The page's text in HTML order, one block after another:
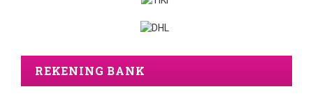
REKENING BANK